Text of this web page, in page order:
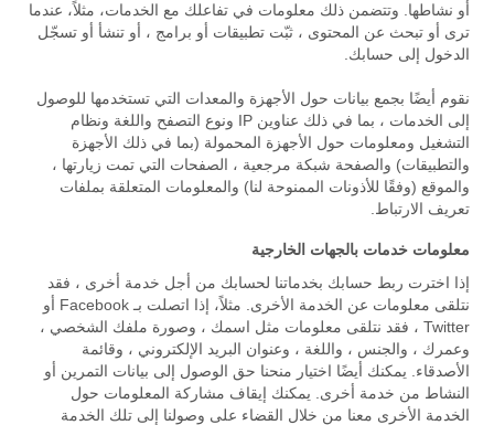
أو نشاطها. وتتضمن ذلك معلومات في تفاعلك مع الخدمات، مثلاً، عندما
ترى أو تبحث عن المحتوى ، ثبّت تطبيقات أو برامج ، أو تنشأ أو تسجّل
الدخول إلى حسابك.
نقوم أيضًا بجمع بيانات حول الأجهزة والمعدات التي تستخدمها للوصول
إلى الخدمات ، بما في ذلك عناوين IP ونوع التصفح واللغة ونظام
التشغيل ومعلومات حول الأجهزة المحمولة (بما في ذلك الأجهزة
والتطبيقات) والصفحة شبكة مرجعية ، الصفحات التي تمت زيارتها ،
والموقع (وفقًا للأذونات الممنوحة لنا) والمعلومات المتعلقة بملفات
تعريف الارتباط.
معلومات خدمات بالجهات الخارجية
إذا اخترت ربط حسابك بخدماتنا لحسابك من أجل خدمة أخرى ، فقد
نتلقى معلومات عن الخدمة الأخرى. مثلاً، إذا اتصلت بـ Facebook أو
Twitter ، فقد نتلقى معلومات مثل اسمك ، وصورة ملفك الشخصي ،
وعمرك ، والجنس ، واللغة ، وعنوان البريد الإلكتروني ، وقائمة
الأصدقاء. يمكنك أيضًا اختيار منحنا حق الوصول إلى بيانات التمرين أو
النشاط من خدمة أخرى. يمكنك إيقاف مشاركة المعلومات حول
الخدمة الأخرى معنا من خلال القضاء على وصولنا إلى تلك الخدمة